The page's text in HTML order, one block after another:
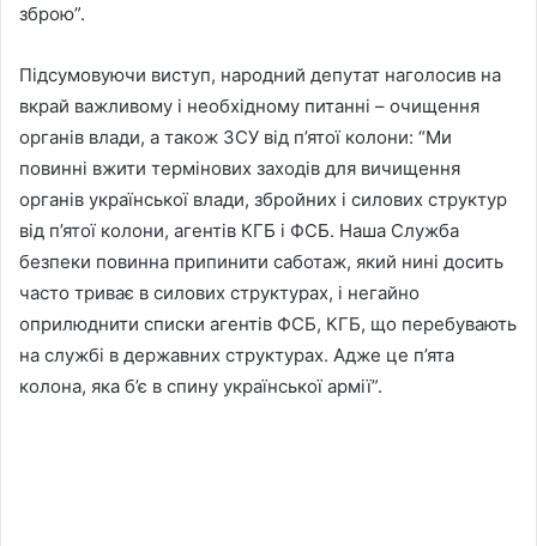
зброю”.
Підсумовуючи виступ, народний депутат наголосив на
вкрай важливому і необхідному питанні – очищення
органів влади, а також ЗСУ від п’ятої колони: “Ми
повинні вжити термінових заходів для вичищення
органів української влади, збройних і силових структур
від п’ятої колони, агентів КГБ і ФСБ. Наша Служба
безпеки повинна припинити саботаж, який нині досить
часто триває в силових структурах, і негайно
оприлюднити списки агентів ФСБ, КГБ, що перебувають
на службі в державних структурах. Адже це п’ята
колона, яка б’є в спину української армії”.